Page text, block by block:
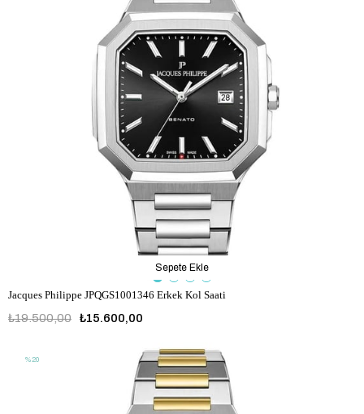
Jacques Philippe JPQGS1001346 Erkek Kol Saati
₺15.600,00
₺19.500,00
Sepete Ekle
%20